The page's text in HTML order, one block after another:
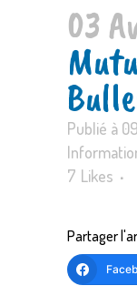
03
Publié à
7 Likes
Partager